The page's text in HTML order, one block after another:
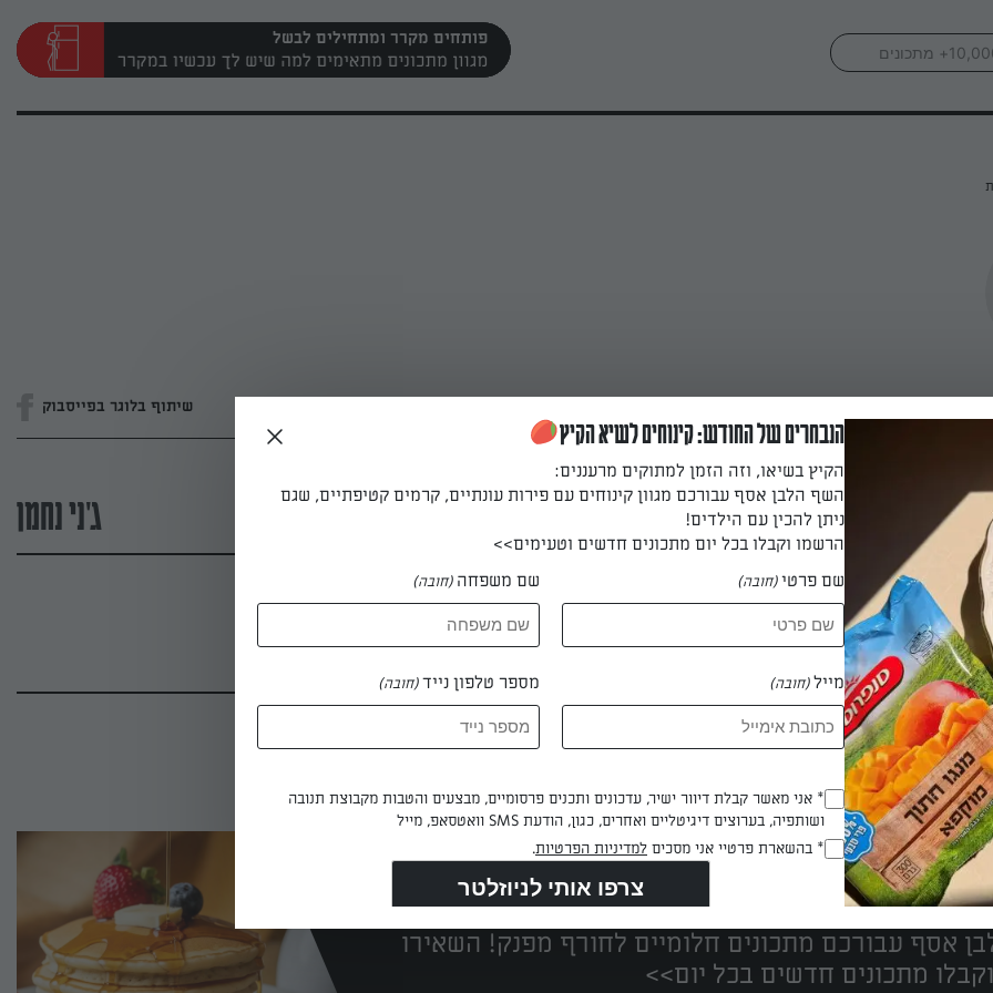
פותחים מקרר ומתחילים לבשל
שיתוף בלוגר בפייסבוק
ג'ני נחמן
ג'ני נחמן
הכי טעימים במקום אחד!
אסף עבורכם מתכונים חלומיים לחורף מפנק! השאירו
מתכונים חדשים בכל יום>>
הנבחרים של החודש: קינוחים לשיא הקיץ
הקיץ בשיאו, וזה הזמן למתוקים מרעננים:
השף הלבן אסף עבורכם מגוון קינוחים עם פירות עונתיים, קרמים קטיפתיים, שגם
ניתן להכין עם הילדים!
הרשמו וקבלו בכל יום מתכונים חדשים וטעימים>>
שם פרטי(חובה) שם משפחה (חובה)
מייל(חובה) מספר טלפון נייד(חובה)
Opt_In
(חובה)
* אני מאשר קבלת דיוור ישיר, עדכונים ותכנים פרסומיים, מבצעים והטבות מקבוצת תנובה
ושותפיה, בערוצים דיגיטליים ואחרים, כגון, הודעת SMS וואטסאפ, מייל
RegulationsApproved
* בהשארת פרטיי אני מסכים למדיניות הפרטיות.